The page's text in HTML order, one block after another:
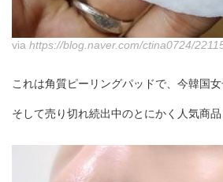
via https://blog.naver.com/ctina0724/
これは角質ピーリングパッドで、今韓国
そして売り切れ続出中のとにかく人気商品